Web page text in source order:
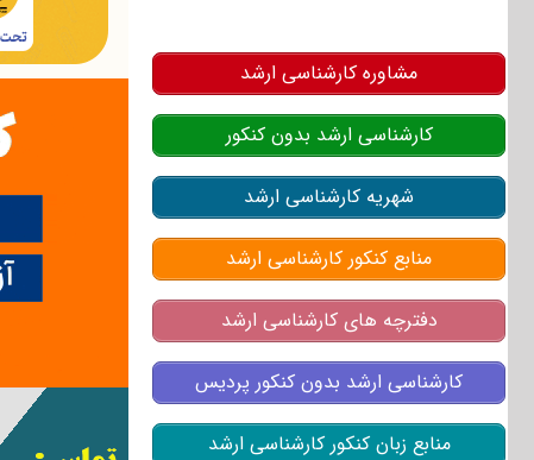
مشاوره کارشناسی ارشد
کارشناسی ارشد بدون کنکور
شهریه کارشناسی ارشد
منابع کنکور کارشناسی ارشد
دفترچه های کارشناسی ارشد
کارشناسی ارشد بدون کنکور پردیس
منابع زبان کنکور کارشناسی ارشد